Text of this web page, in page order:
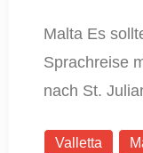
Malta Es
Sprachreise
nach St.
Valletta